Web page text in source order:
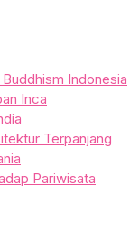
Indonesia
Inca
Terpanjang
Pariwisata